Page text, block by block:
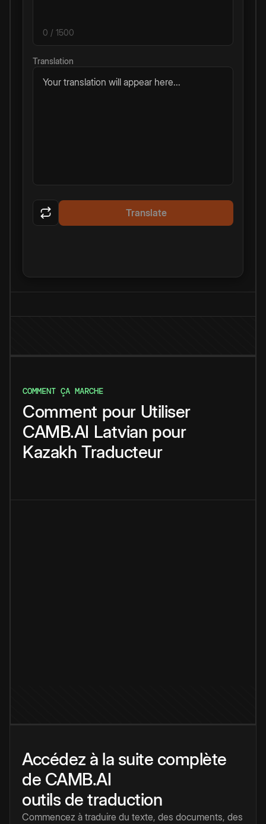
0 / 1500
Translation
Your translation will appear here...
Translate
COMMENT ÇA MARCHE
Comment pour Utiliser
CAMB.AI Latvian pour
Kazakh Traducteur
Accédez à la suite complète
de CAMB.AI
outils de traduction
Commencez à traduire du texte, des documents, des